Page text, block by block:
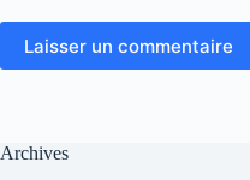
Laisser un commentaire
Archives